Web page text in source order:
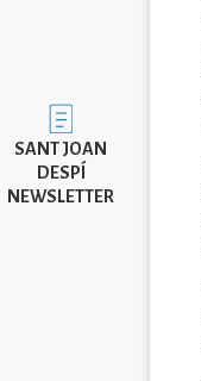
Imatge
SANT JOAN
DESPÍ
NEWSLETTER